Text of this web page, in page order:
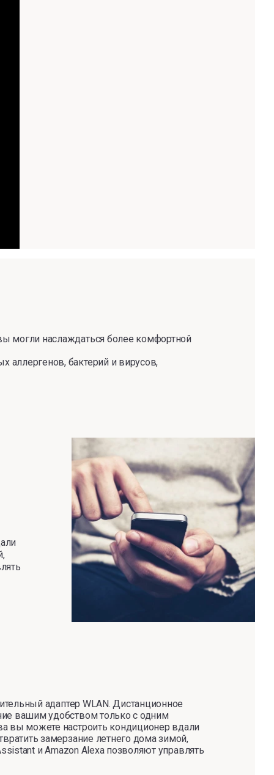
могли наслаждаться более комфортной
аллергенов, бактерий и вирусов,
адаптер WLAN. Дистанционное
вашим удобством только с одним
вы можете настроить кондиционер вдали
замерзание летнего дома зимой,
и Amazon Alexa позволяют управлять